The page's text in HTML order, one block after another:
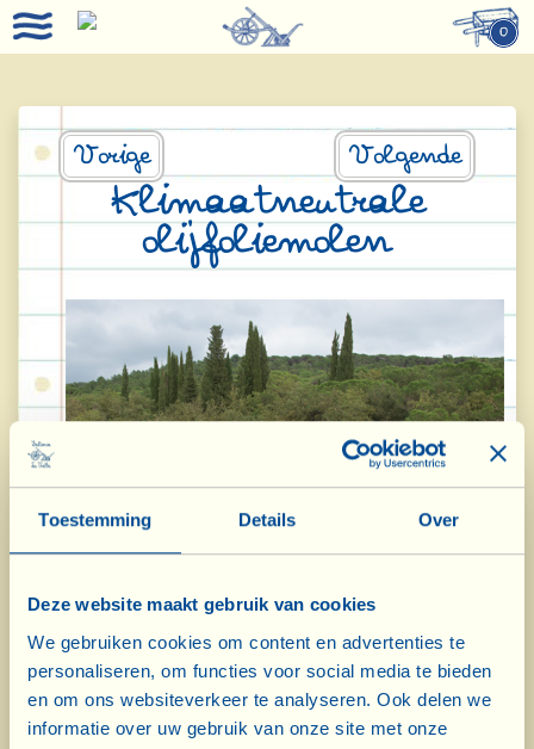
Toestemming Details Over
Deze website maakt gebruik van cookies
We gebruiken cookies om content en advertenties te
personaliseren, om functies voor social media te bieden
en om ons websiteverkeer te analyseren. Ook delen we
informatie over uw gebruik van onze site met onze
0
Vorige Volgende
Klimaatneutrale
olijfoliemolen
23 oktober 2013, de opening van de nieuwe